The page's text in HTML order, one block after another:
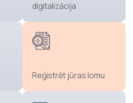
digitalizācija
Reģistrēt jūras lomu